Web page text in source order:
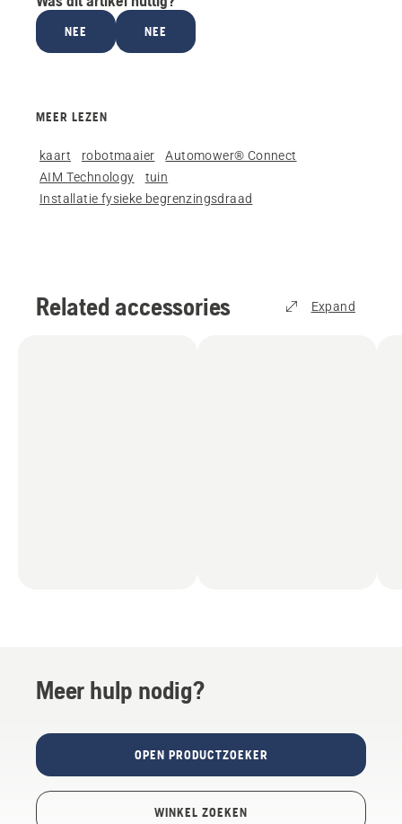
NEE NEE
MEER LEZEN
kaart robotmaaier
Automower® Connect
AIM Technology
tuin
Installatie fysieke begrenzingsdraad
Related accessories Expand
Meer hulp nodig?
OPEN PRODUCTZOEKER
WINKEL ZOEKEN